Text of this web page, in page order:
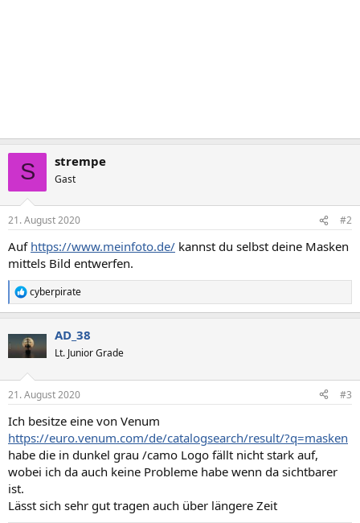
S strempe
Gast
21. August 2020 #2
Auf https://www.meinfoto.de/ kannst du selbst deine Masken
mittels Bild entwerfen.
R
e
k
t
i
e
:
cyberpirate
AD_38
Lt. Junior Grade
21. August 2020 #3
Ich besitze eine von Venum
https://euro.venum.com/de/catalogsearch/result/?q=masken
habe die in dunkel grau /camo Logo fällt nicht stark auf,
wobei ich da auch keine Probleme habe wenn da sichtbarer
ist.
Lässt sich sehr gut tragen auch über längere Zeit